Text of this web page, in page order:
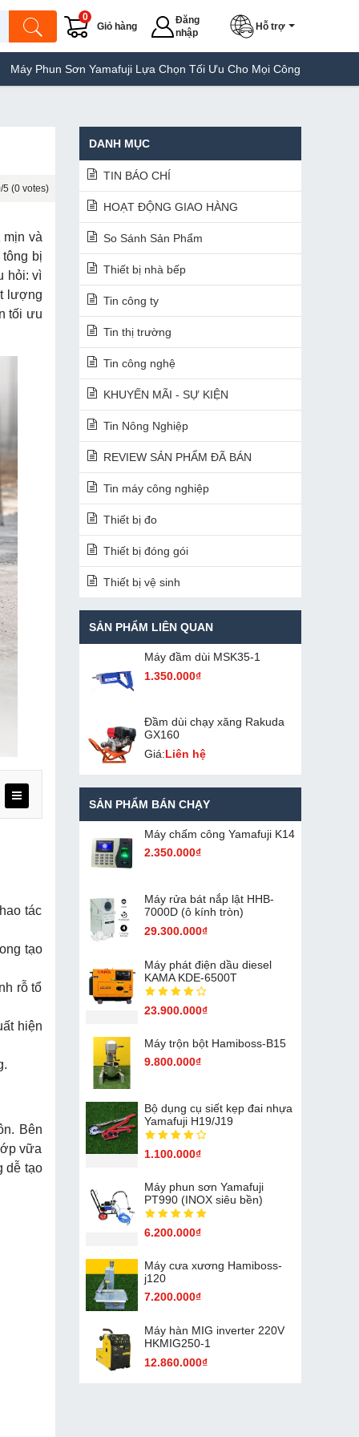
Giỏ hàng
0
Đăng
nhập
Hỗ trợ
Yamafuji Lựa Chọn Tối Ưu Cho Mọi Công Trình Máy Hàn Túi
5 (0 votes)
mịn và
bị
hỏi: vì
lượng
tối ưu
tác
tạo
rỗ tổ
hiện
Bên
vữa
dễ tạo
DANH MỤC
TIN BÁO CHÍ
HOẠT ĐỘNG GIAO HÀNG
So Sánh Sản Phẩm
Thiết bị nhà bếp
Tin công ty
Tin thị trường
Tin công nghệ
KHUYẾN MÃI - SỰ KIỆN
Tin Nông Nghiệp
REVIEW SẢN PHẨM ĐÃ BÁN
Tin máy công nghiệp
Thiết bị đo
Thiết bị đóng gói
Thiết bị vệ sinh
SẢN PHẨM LIÊN QUAN
Máy đầm dùi MSK35-1
1.350.000₫
Đầm dùi chạy xăng Rakuda
GX160
Giá:Liên hệ
SẢN PHẨM BÁN CHẠY
Máy chấm cô​ng Yamafuji K14
2.350.000₫
Máy rửa bát nắp lật HHB-
7000D (ô kính tròn)
29.300.000₫
Máy phát điện dầu diesel
KAMA KDE-6500T
23.900.000₫
Máy trộn bột Hamiboss-B15
9.800.000₫
Bộ dụng cụ siết kẹp đai nhựa
Yamafuji H19/J19
1.100.000₫
Máy phun sơn Yamafuji
PT990 (INOX siêu bền)
6.200.000₫
Máy cưa xương Hamiboss-
j120
7.200.000₫
Máy hàn MIG inverter 220V
HKMIG250-1
12.860.000₫